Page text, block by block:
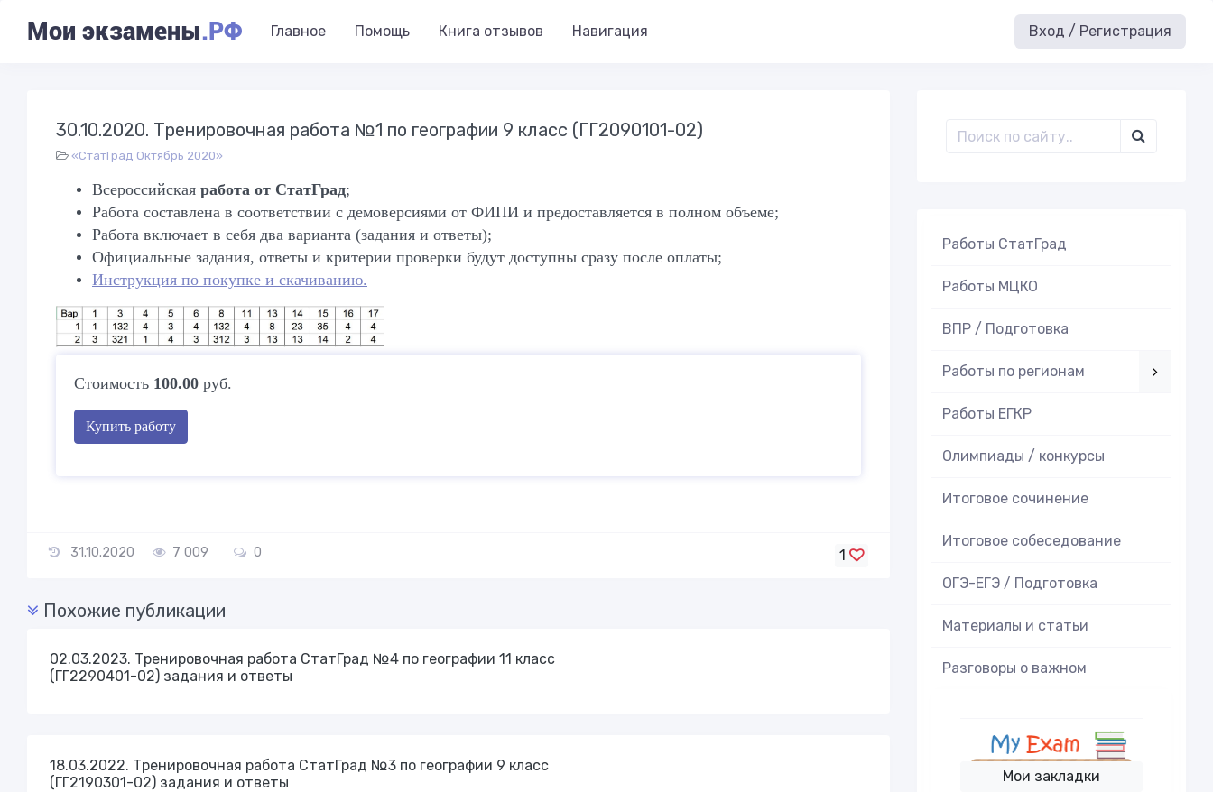
Мои экзамены.РФ Главное Помощь Книга отзывов Навигация Вход / Регистрация
30.10.2020. Тренировочная работа №1 по географии 9 класс (ГГ2090101-02)
«СтатГрад Октябрь 2020»
Всероссийская работа от СтатГрад;
Работа составлена в соответствии с демоверсиями от ФИПИ и предоставляется в полном объеме;
Работа включает в себя два варианта (задания и ответы);
Официальные задания, ответы и критерии проверки будут доступны сразу после оплаты;
Инструкция по покупке и скачиванию.
Стоимость 100.00 руб.
Купить работу
31.10.2020 7 009 0 1
Похожие публикации
02.03.2023. Тренировочная работа СтатГрад №4 по географии 11 класс
(ГГ2290401-02) задания и ответы
18.03.2022. Тренировочная работа СтатГрад №3 по географии 9 класс
(ГГ2190301-02) задания и ответы
Работы СтатГрад
Работы МЦКО
ВПР / Подготовка
Работы по регионам
Работы ЕГКР
Олимпиады / конкурсы
Итоговое cочинение
Итоговое cобеседование
ОГЭ-ЕГЭ / Подготовка
Материалы и статьи
Разговоры о важном
Мои закладки